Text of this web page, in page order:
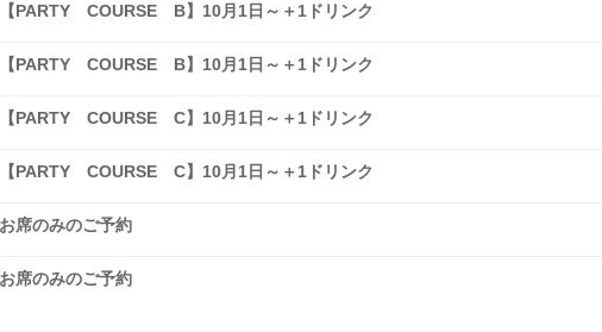
【PARTY COURSE B】10月1日～＋1ドリンク
【PARTY COURSE B】10月1日～＋1ドリンク
【PARTY COURSE C】10月1日～＋1ドリンク
【PARTY COURSE C】10月1日～＋1ドリンク
お席のみのご予約
お席のみのご予約